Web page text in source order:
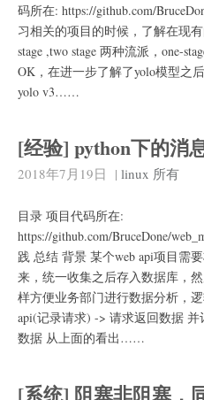
码所在: https://github.com/
习相关的项目的时候，了解在现
stage ,two stage 两种流派，one-
OK，在进一步了解了yolo模型之
yolo v3……
[经验] python下的消
2018年7月19日 | linux 所有
目录 项目代码所在:
https://github.com/BruceDone/
践 总结 背景 某个web api项目需
来，统一收集之后存入数据库，
样方便业务部门进行数据分析，
api(记录请求) -> 请求返回数据
数据 从上面的看出……
[系统] 阻塞非阻塞，